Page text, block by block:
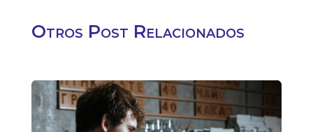
Otros Post Relacionados